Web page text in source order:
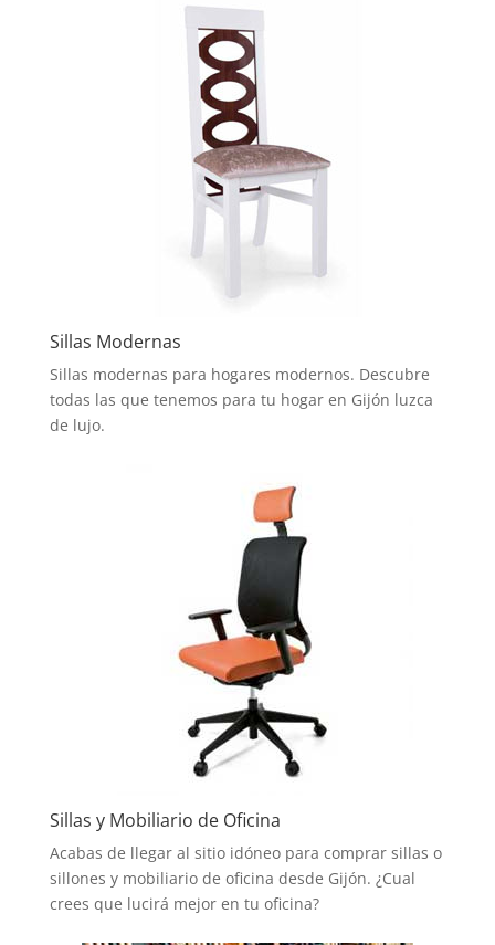
Sillas Modernas
Sillas modernas para hogares modernos. Descubre
todas las que tenemos para tu hogar en Gijón luzca
de lujo.
Sillas y Mobiliario de Oficina
Acabas de llegar al sitio idóneo para comprar sillas o
sillones y mobiliario de oficina desde Gijón. ¿Cual
crees que lucirá mejor en tu oficina?